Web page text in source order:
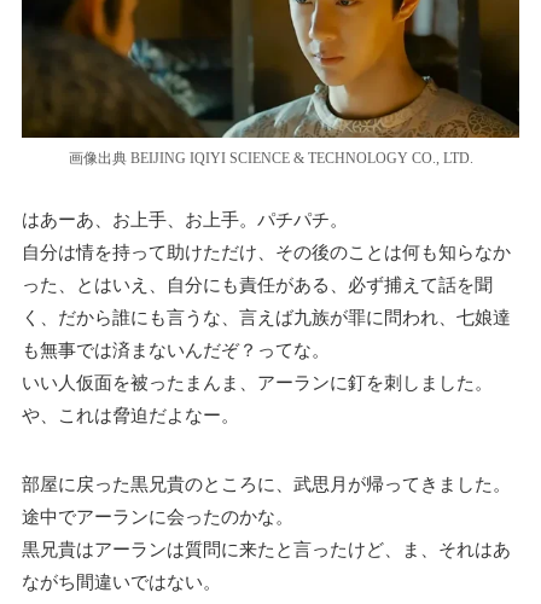
画像出典 BEIJING IQIYI SCIENCE & TECHNOLOGY CO., LTD.
はあーあ、お上手、お上手。パチパチ。
自分は情を持って助けただけ、その後のことは何も知らなか
った、とはいえ、自分にも責任がある、必ず捕えて話を聞
く、だから誰にも言うな、言えば九族が罪に問われ、七娘達
も無事では済まないんだぞ？ってな。
いい人仮面を被ったまんま、アーランに釘を刺しました。
や、これは脅迫だよなー。
部屋に戻った黒兄貴のところに、武思月が帰ってきました。
途中でアーランに会ったのかな。
黒兄貴はアーランは質問に来たと言ったけど、ま、それはあ
ながち間違いではない。